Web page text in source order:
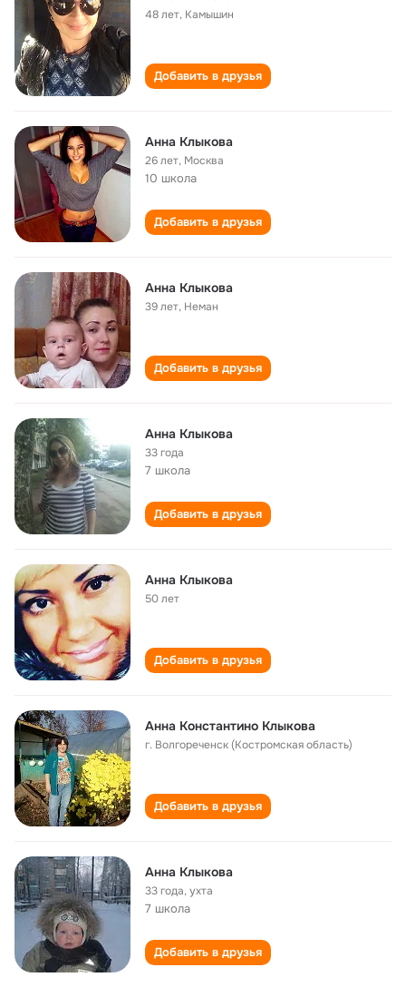
48 лет, Камышин
Добавить в друзья
Анна Клыкова
26 лет, Москва
10 школа
Добавить в друзья
Анна Клыкова
39 лет, Неман
Добавить в друзья
Анна Клыкова
33 года
7 школа
Добавить в друзья
Анна Клыкова
50 лет
Добавить в друзья
Анна Константино Клыкова
г. Волгореченск (Костромская область)
Добавить в друзья
Aнна Kлыкова
33 года,ухта
7 школа
Добавить в друзья